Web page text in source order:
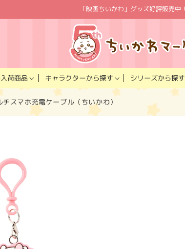
「映画ちいかわ」グッズ好評販売中！
荷商品 キャラクターから探す シリーズから探す
スマホ充電ケーブル（ちいかわ）